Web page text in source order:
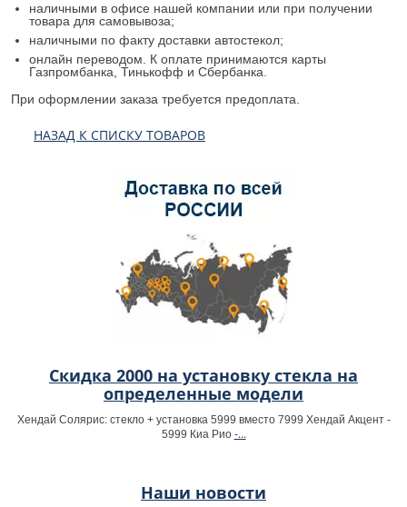
наличными в офисе нашей компании или при получении
товара для самовывоза;
наличными по факту доставки автостекол;
онлайн переводом. К оплате принимаются карты
Газпромбанка, Тинькофф и Сбербанка.
При оформлении заказа требуется предоплата.
НАЗАД К СПИСКУ ТОВАРОВ
Скидка 2000 на установку стекла на
определенные модели
Хендай Солярис: стекло + установка 5999 вместо 7999 Хендай Акцент -
5999 Киа Рио -...
Наши новости